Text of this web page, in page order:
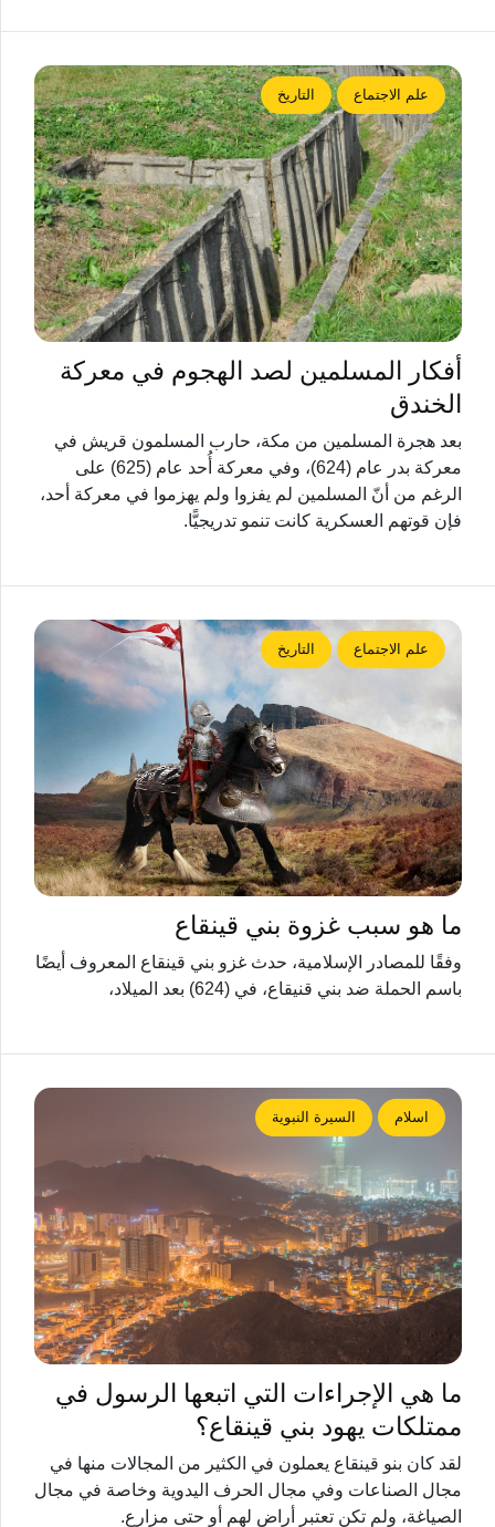
علم الاجتماع التاريخ
أفكار المسلمين لصد الهجوم في معركة
الخندق
بعد هجرة المسلمين من مكة، حارب المسلمون قريش في
معركة بدر عام (624)، وفي معركة أُحد عام (625) على
الرغم من أنّ المسلمين لم يفزوا ولم يهزموا في معركة أحد،
فإن قوتهم العسكرية كانت تنمو تدريجيًّا.
علم الاجتماع التاريخ
ما هو سبب غزوة ​​بني قينقاع
وفقًا للمصادر الإسلامية، حدث غزو بني قينقاع المعروف أيضًا
باسم الحملة ضد بني قنيقاع، في (624) بعد الميلاد،
اسلام السيرة النبوية
ما هي الإجراءات التي اتبعها الرسول في
ممتلكات يهود بني قينقاع؟
لقد كان بنو قينقاع يعملون في الكثير من المجالات منها في
مجال الصناعات وفي مجال الحرف اليدوية وخاصة في مجال
الصياغة، ولم تكن تعتبر أراض لهم أو حتى مزارع.